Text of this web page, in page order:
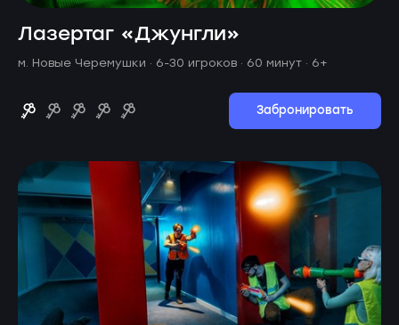
Лазертаг «Джунгли»
м. Новые Черемушки · 6-30 игроков · 60 минут · 6+
Забронировать